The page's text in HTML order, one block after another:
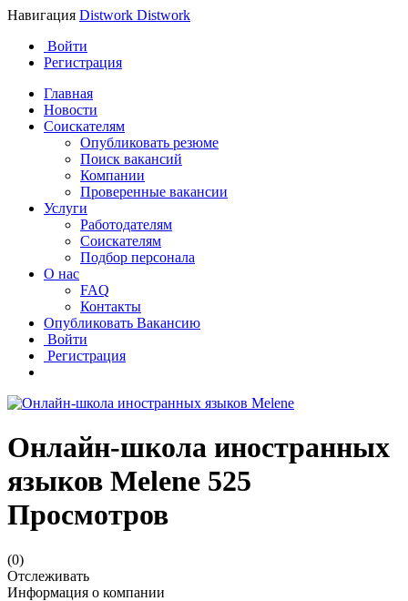
Навигация Distwork Distwork
Войти
Регистрация
Главная
Новости
Соискателям
Опубликовать резюме
Поиск вакансий
Компании
Проверенные вакансии
Услуги
Работодателям
Соискателям
Подбор персонала
О нас
FAQ
Контакты
Опубликовать Вакансию
Войти
Регистрация
Онлайн-школа иностранных
языков Melene 525
Просмотров
(0)
Отслеживать
Информация о компании